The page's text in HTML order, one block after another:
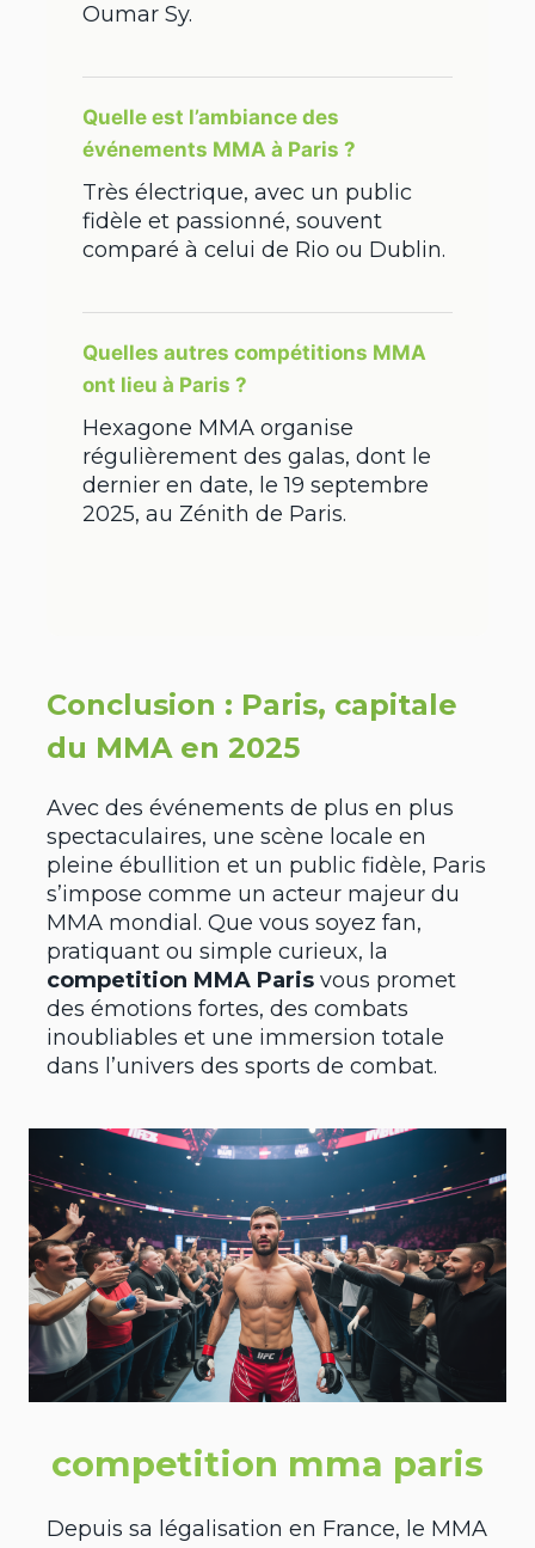
Oumar Sy.
Quelle est l’ambiance des
événements MMA à Paris ?
Très électrique, avec un public
fidèle et passionné, souvent
comparé à celui de Rio ou Dublin.
Quelles autres compétitions MMA
ont lieu à Paris ?
Hexagone MMA organise
régulièrement des galas, dont le
dernier en date, le 19 septembre
2025, au Zénith de Paris.
Conclusion : Paris, capitale
du MMA en 2025
Avec des événements de plus en plus
spectaculaires, une scène locale en
pleine ébullition et un public fidèle, Paris
s’impose comme un acteur majeur du
MMA mondial. Que vous soyez fan,
pratiquant ou simple curieux, la
competition MMA Paris vous promet
des émotions fortes, des combats
inoubliables et une immersion totale
dans l’univers des sports de combat.
competition mma paris
Depuis sa légalisation en France, le MMA